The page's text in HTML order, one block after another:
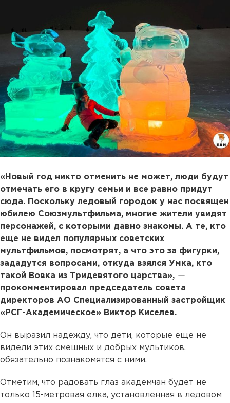
«Новый год никто отменить не может, люди будут
отмечать его в кругу семьи и все равно придут
сюда. Поскольку ледовый городок у нас посвящен
юбилею Союзмультфильма, многие жители увидят
персонажей, с которыми давно знакомы. А те, кто
еще не видел популярных советских
мультфильмов, посмотрят, а что это за фигурки,
зададутся вопросами, откуда взялся Умка, кто
такой Вовка из Тридевятого царства», —
прокомментировал председатель совета
директоров АО Специализированный застройщик
«РСГ-Академическое» Виктор Киселев.
Он выразил надежду, что дети, которые еще не
видели этих смешных и добрых мультиков,
обязательно познакомятся с ними.
Отметим, что радовать глаз академчан будет не
только 15-метровая елка, установленная в ледовом